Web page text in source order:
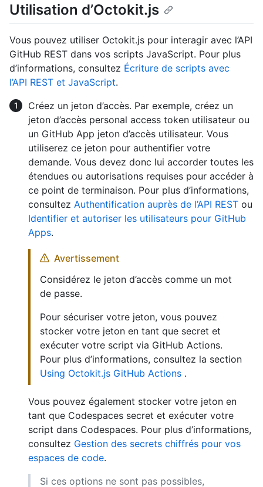
Utilisation d’Octokit.js
Vous pouvez utiliser Octokit.js pour interagir avec l’API
GitHub REST dans vos scripts JavaScript. Pour plus
d’informations, consultez Écriture de scripts avec
l’API REST et JavaScript.
Créez un jeton d’accès. Par exemple, créez un
jeton d’accès personal access token utilisateur ou
un GitHub App jeton d’accès utilisateur. Vous
utiliserez ce jeton pour authentifier votre
demande. Vous devez donc lui accorder toutes les
étendues ou autorisations requises pour accéder à
ce point de terminaison. Pour plus d’informations,
consultez Authentification auprès de l’API REST ou
Identifier et autoriser les utilisateurs pour GitHub
Apps.
Avertissement
Considérez le jeton d’accès comme un mot
de passe.
Pour sécuriser votre jeton, vous pouvez
stocker votre jeton en tant que secret et
exécuter votre script via GitHub Actions.
Pour plus d’informations, consultez la section
Using Octokit.js GitHub Actions .
Vous pouvez également stocker votre jeton en
tant que Codespaces secret et exécuter votre
script dans Codespaces. Pour plus d’informations,
consultez Gestion des secrets chiffrés pour vos
espaces de code.
Si ces options ne sont pas possibles,